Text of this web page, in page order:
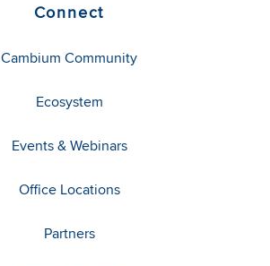
Connect
Cambium Community
Ecosystem
Events & Webinars
Office Locations
Partners